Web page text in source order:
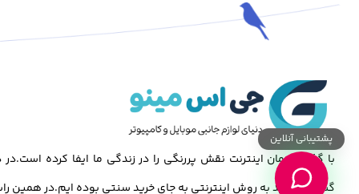
با گذشت زمان اینترنت نقش پررنگی را در زندگی ما ایفا کرده
گسترش خرید به روش اینترنتی به جای خرید سنتی بوده ایم.در همین
پشتیبانی آنلاین